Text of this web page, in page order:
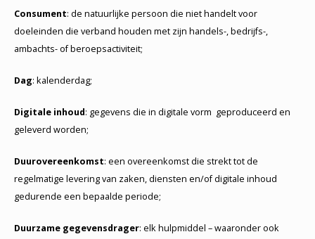
Consument: de natuurlijke persoon die niet handelt voor
doeleinden die verband houden met zijn handels-, bedrijfs-,
ambachts- of beroepsactiviteit;
Dag: kalenderdag;
Digitale inhoud: gegevens die in digitale vorm geproduceerd en
geleverd worden;
Duurovereenkomst: een overeenkomst die strekt tot de
regelmatige levering van zaken, diensten en/of digitale inhoud
gedurende een bepaalde periode;
Duurzame gegevensdrager: elk hulpmiddel – waaronder ook